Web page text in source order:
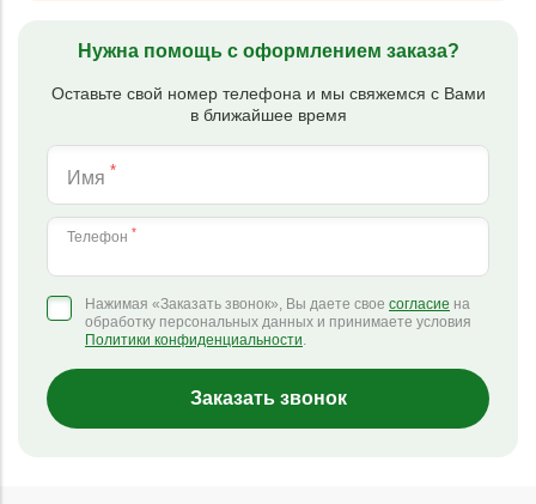
Нужна помощь с оформлением заказа?
Оставьте свой номер телефона и мы свяжемся с Вами
в ближайшее время
Имя *
Телефон *
Нажимая «Заказать звонок», Вы даете свое согласие на
обработку персональных данных и принимаете условия
Политики конфиденциальности.
Заказать звонок